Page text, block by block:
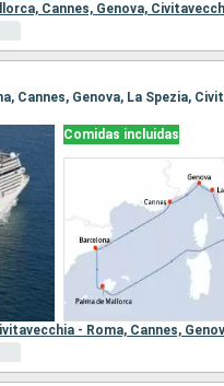
Cannes, Genova,
Cannes, Genova, La Spezia,
Comidas incluidas
- Roma, Cannes,